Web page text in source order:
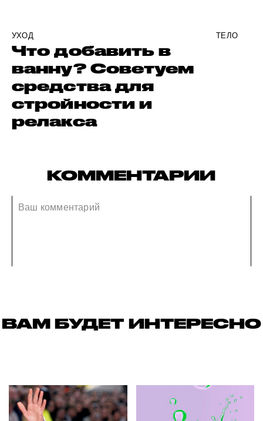
УХОД ТЕЛО
Что добавить в
ванну? Советуем
средства для
стройности и
релакса
КОММЕНТАРИИ
ВАМ БУДЕТ ИНТЕРЕСНО